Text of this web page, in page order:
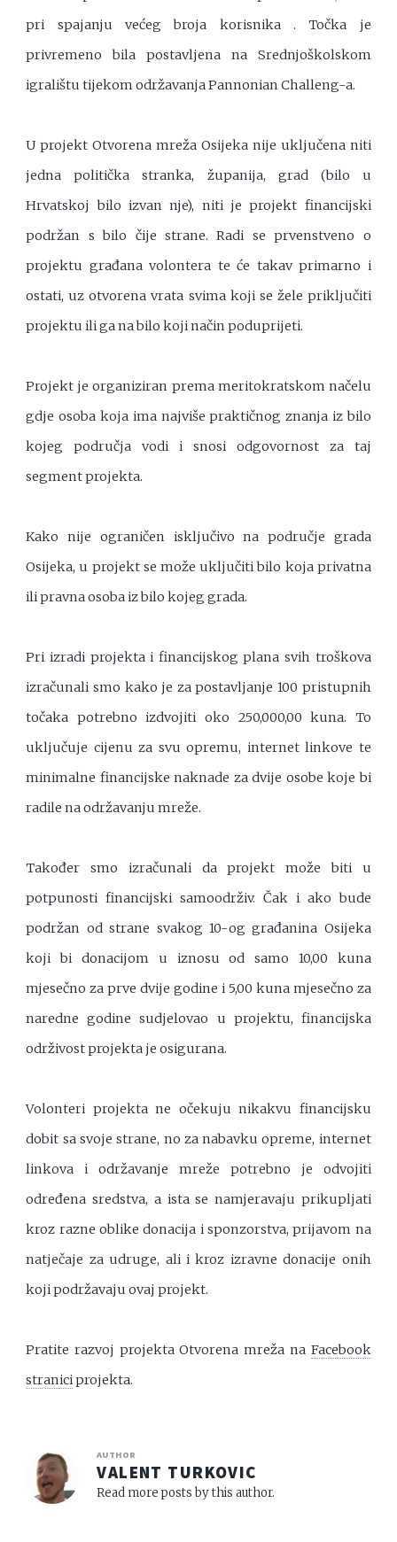
pri spajanju većeg broja korisnika . Točka je
privremeno bila postavljena na Srednjoškolskom
igralištu tijekom održavanja Pannonian Challeng-a.
U projekt Otvorena mreža Osijeka nije uključena niti
jedna politička stranka, županija, grad (bilo u
Hrvatskoj bilo izvan nje), niti je projekt financijski
podržan s bilo čije strane. Radi se prvenstveno o
projektu građana volontera te će takav primarno i
ostati, uz otvorena vrata svima koji se žele priključiti
projektu ili ga na bilo koji način poduprijeti.
Projekt je organiziran prema meritokratskom načelu
gdje osoba koja ima najviše praktičnog znanja iz bilo
kojeg područja vodi i snosi odgovornost za taj
segment projekta.
Kako nije ograničen isključivo na područje grada
Osijeka, u projekt se može uključiti bilo koja privatna
ili pravna osoba iz bilo kojeg grada.
Pri izradi projekta i financijskog plana svih troškova
izračunali smo kako je za postavljanje 100 pristupnih
točaka potrebno izdvojiti oko 250,000,00 kuna. To
uključuje cijenu za svu opremu, internet linkove te
minimalne financijske naknade za dvije osobe koje bi
radile na održavanju mreže.
Također smo izračunali da projekt može biti u
potpunosti financijski samoodrživ. Čak i ako bude
podržan od strane svakog 10-og građanina Osijeka
koji bi donacijom u iznosu od samo 10,00 kuna
mjesečno za prve dvije godine i 5,00 kuna mjesečno za
naredne godine sudjelovao u projektu, financijska
održivost projekta je osigurana.
Volonteri projekta ne očekuju nikakvu financijsku
dobit sa svoje strane, no za nabavku opreme, internet
linkova i održavanje mreže potrebno je odvojiti
određena sredstva, a ista se namjeravaju prikupljati
kroz razne oblike donacija i sponzorstva, prijavom na
natječaje za udruge, ali i kroz izravne donacije onih
koji podržavaju ovaj projekt.
Pratite razvoj projekta Otvorena mreža na Facebook
straniciprojekta.
AUTHOR
VALENT TURKOVIC
Read more posts by this author.